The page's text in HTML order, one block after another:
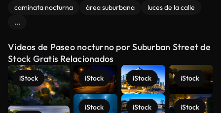
caminata nocturna área suburbana
luces de la calle
...
Videos de Paseo nocturno por Suburban Street de
Stock Gratis Relacionados
iStock iStock
iStock
iStock
iStock
iStock
iStock